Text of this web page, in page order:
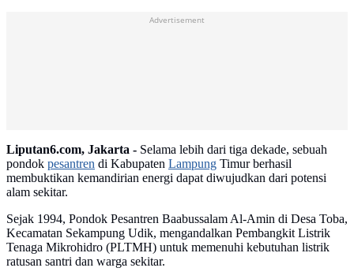
Advertisement
Liputan6.com, Jakarta - Selama lebih dari tiga dekade, sebuah
pondok pesantren di Kabupaten Lampung Timur berhasil
membuktikan kemandirian energi dapat diwujudkan dari potensi
alam sekitar.
Sejak 1994, Pondok Pesantren Baabussalam Al-Amin di Desa Toba,
Kecamatan Sekampung Udik, mengandalkan Pembangkit Listrik
Tenaga Mikrohidro (PLTMH) untuk memenuhi kebutuhan listrik
ratusan santri dan warga sekitar.